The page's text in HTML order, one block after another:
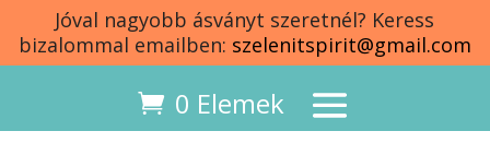
Jóval nagyobb ásványt szeretnél? Keress
bizalommal emailben: szelenitspirit@gmail.com
0 Elemek